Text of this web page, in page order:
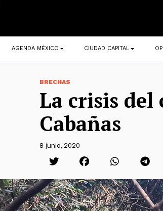
Navegación
principal
AGENDA MÉXICO CIUDAD CAPITAL
BRECHAS
La crisis del
Cabañas
8 junio, 2020